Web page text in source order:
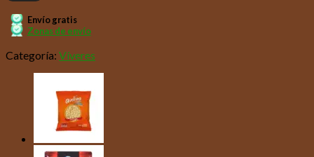
Envío gratis
Zonas de envío
Categoría: Víveres